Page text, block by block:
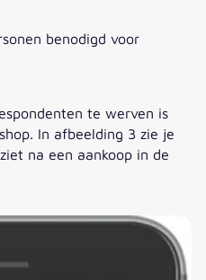
benodigd voor
te werven is
In afbeelding 3 zie je
na een aankoop in de